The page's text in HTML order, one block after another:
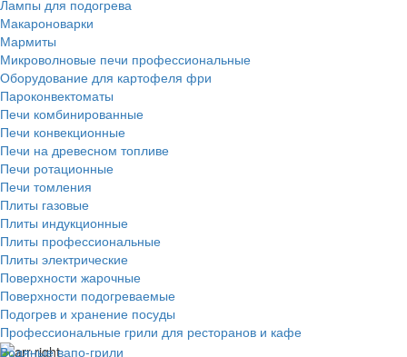
Лампы для подогрева
Макароноварки
Мармиты
Микроволновые печи профессиональные
Оборудование для картофеля фри
Пароконвектоматы
Печи комбинированные
Печи конвекционные
Печи на древесном топливе
Печи ротационные
Печи томления
Плиты газовые
Плиты индукционные
Плиты профессиональные
Плиты электрические
Поверхности жарочные
Поверхности подогреваемые
Подогрев и хранение посуды
Профессиональные грили для ресторанов и кафе
Водяные вапо-грили